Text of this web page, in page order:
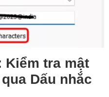
Kiểm tra mật
Dấu nhắc